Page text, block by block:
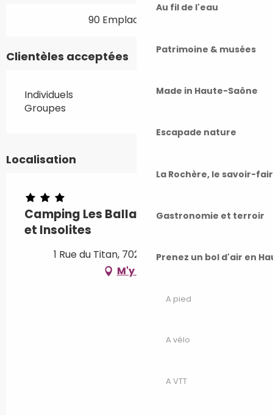
Au fil de l'eau
Patrimoine & musées
Made in Haute-Saône
Escapade nature
La Rochère, le savoir-
Gastronomie et terroir
Prenez un bol d'air en
A pied
A vélo
A VTT
90 Emplacement(s)
Clientèles acceptées
Individuels
Groupes
Localisation
Camping Les Ballastières Locations
et Insolites
1 Rue du Titan, 70290 Champagney
M'y rendre